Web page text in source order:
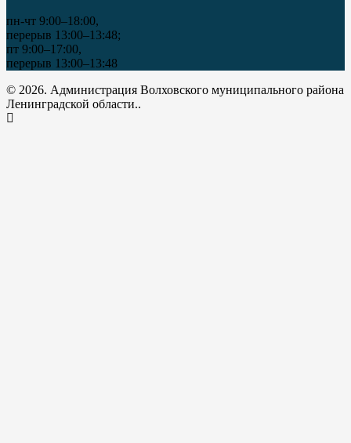
пн-чт 9:00–18:00,
перерыв 13:00–13:48;
пт 9:00–17:00,
перерыв 13:00–13:48
© 2026. Администрация Волховского муниципального района
Ленинградской области..